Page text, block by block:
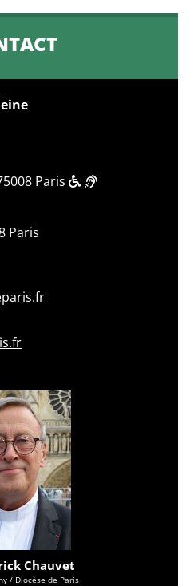
Paris
Paris
Chauvet
/ Diocèse de Paris